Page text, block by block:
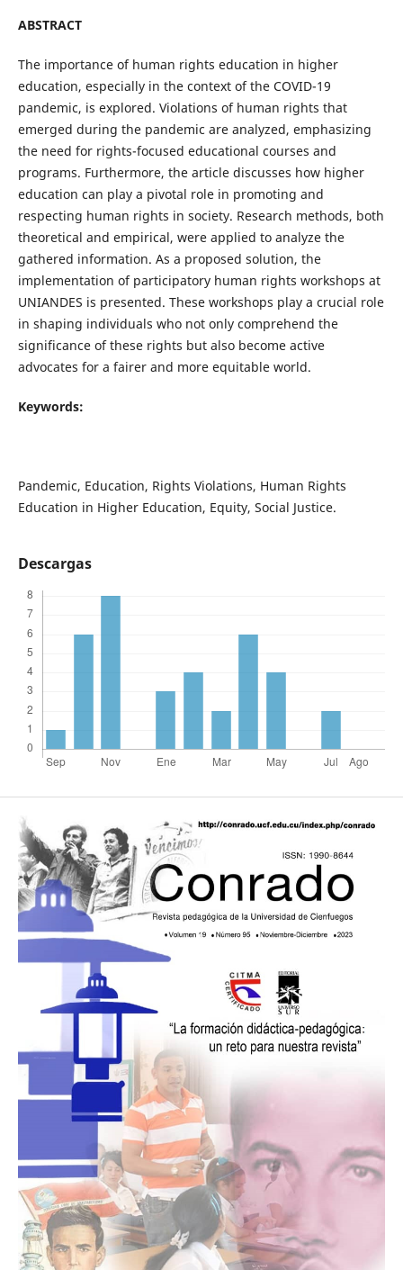
ABSTRACT
The importance of human rights education in higher
education, especially in the context of the COVID-19
pandemic, is explored. Violations of human rights that
emerged during the pandemic are analyzed, emphasizing
the need for rights-focused educational courses and
programs. Furthermore, the article discusses how higher
education can play a pivotal role in promoting and
respecting human rights in society. Research methods, both
theoretical and empirical, were applied to analyze the
gathered information. As a proposed solution, the
implementation of participatory human rights workshops at
UNIANDES is presented. These workshops play a crucial role
in shaping individuals who not only comprehend the
significance of these rights but also become active
advocates for a fairer and more equitable world.
Keywords:
Pandemic, Education, Rights Violations, Human Rights
Education in Higher Education, Equity, Social Justice.
Descargas